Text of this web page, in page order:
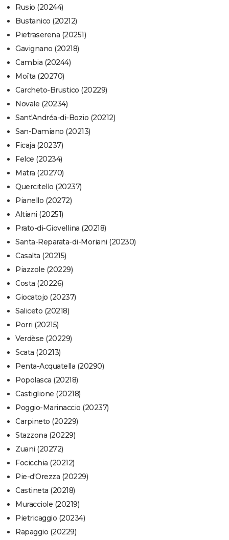
Rusio (20244)
Bustanico (20212)
Pietraserena (20251)
Gavignano (20218)
Cambia (20244)
Moïta (20270)
Carcheto-Brustico (20229)
Novale (20234)
Sant'Andréa-di-Bozio (20212)
San-Damiano (20213)
Ficaja (20237)
Felce (20234)
Matra (20270)
Quercitello (20237)
Pianello (20272)
Altiani (20251)
Prato-di-Giovellina (20218)
Santa-Reparata-di-Moriani (20230)
Casalta (20215)
Piazzole (20229)
Costa (20226)
Giocatojo (20237)
Saliceto (20218)
Porri (20215)
Verdèse (20229)
Scata (20213)
Penta-Acquatella (20290)
Popolasca (20218)
Castiglione (20218)
Poggio-Marinaccio (20237)
Carpineto (20229)
Stazzona (20229)
Zuani (20272)
Focicchia (20212)
Pie-d'Orezza (20229)
Castineta (20218)
Muracciole (20219)
Pietricaggio (20234)
Rapaggio (20229)